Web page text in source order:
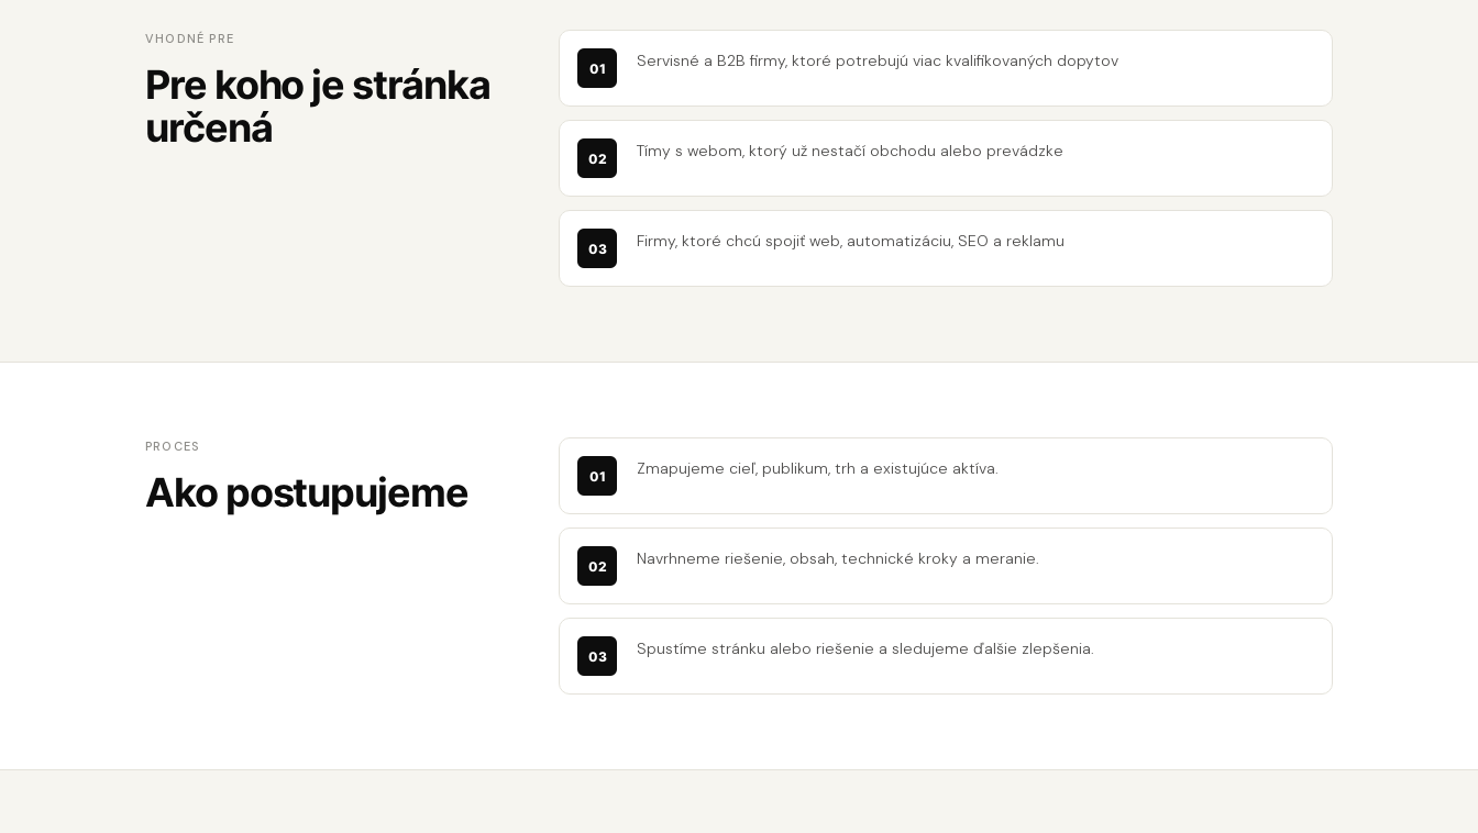
VHODNÉ PRE
Pre koho je stránka
určená
Servisné a B2B firmy, ktoré potrebujú viac kvalifikovaných dopytov
Tímy s webom, ktorý už nestačí obchodu alebo prevádzke
Firmy, ktoré chcú spojiť web, automatizáciu, SEO a reklamu
PROCES
Ako postupujeme Zmapujeme cieľ, publikum, trh a existujúce aktíva.
Navrhneme riešenie, obsah, technické kroky a meranie.
Spustíme stránku alebo riešenie a sledujeme ďalšie zlepšenia.